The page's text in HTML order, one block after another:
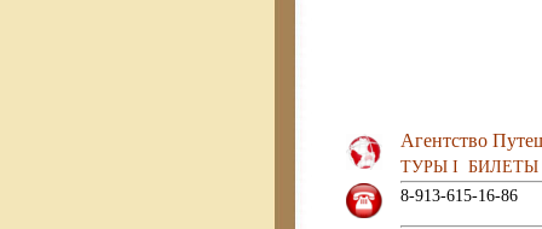
Агентство
ТУРЫ I БИЛЕТЫ
8-913-615-16-86